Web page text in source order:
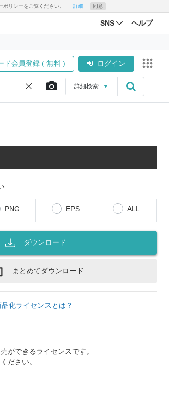
リシーをご覧ください。 詳細 同意
SNS ヘルプ
ド会員登録 ( 無料 ) ログイン
詳細検索 ▼
PNG EPS ALL
ダウンロード
まとめてダウンロード
品化ライセンスとは？
ができるライセンスです。
ださい。